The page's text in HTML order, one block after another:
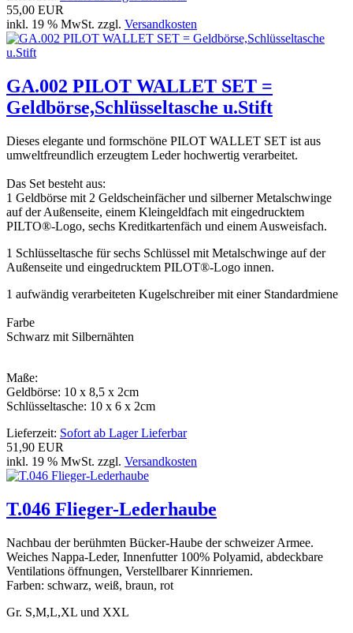
55,00 EUR
inkl. 19 % MwSt. zzgl. Versandkosten
GA.002 PILOT WALLET SET =
Geldbörse,Schlüsseltasche u.Stift
Dieses elegante und formschöne PILOT WALLET SET ist aus
umweltfreundlich erzeugtem Leder hochwertig verarbeitet.
Das Set besteht aus:
1 Geldbörse mit 2 Geldscheinfächer und silberner Metalschwinge
auf der Außenseite, einem Kleingeldfach mit eingedrucktem
PILTO®-Logo, sechs Kreditkartenfäch und einem Ausweisfach.
1 Schlüsseltasche für sechs Schlüssel mit Metalschwinge auf der
Außenseite und eingedrucktem PILOT®-Logo innen.
1 aufwändig verarbeiteten Kugelschreiber mit einer Standardmiene
Farbe
Schwarz mit Silbernähten
Maße:
Geldbörse: 10 x 8,5 x 2cm
Schlüsseltasche: 10 x 6 x 2cm
Lieferzeit: Sofort ab Lager Lieferbar
51,90 EUR
inkl. 19 % MwSt. zzgl. Versandkosten
T.046 Flieger-Lederhaube
Nachbau der berühmten Bücker-Haube der schweizer Armee.
Weiches Nappa-Leder, Innenfutter 100% Polyamid, abdeckbare
Ventilations öffnungen, Verstellbarer Kinnriemen.
Farben: schwarz, weiß, braun, rot
Gr. S,M,L,XL und XXL